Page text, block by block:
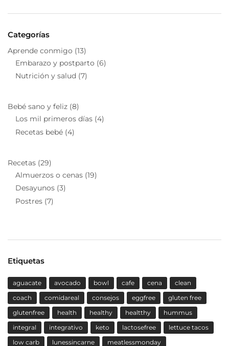
Categorías
Aprende conmigo (13)
Embarazo y postparto (6)
Nutrición y salud (7)
Bebé sano y feliz (8)
Los mil primeros días (4)
Recetas bebé (4)
Recetas (29)
Almuerzos o cenas (19)
Desayunos (3)
Postres (7)
Etiquetas
aguacate avocado bowl cafe cena
clean
coach
comidareal consejos eggfree
gluten free
glutenfree
health healthy healtthy
hummus
integral
integrativo keto lactosefree
lettuce tacos
low carb
lunessincarne meatlessmonday